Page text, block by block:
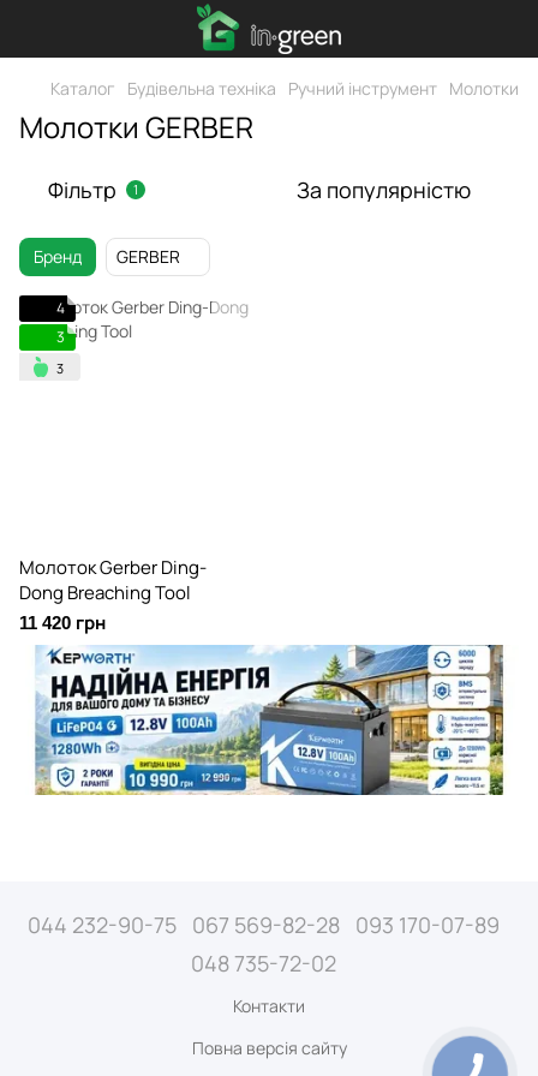
Каталог Будівельна техніка Ручний інструмент Молотки
Молотки GERBER
Фільтр 1 За популярністю
Бренд GERBER
4
3
Молоток Gerber Ding-
Dong Breaching Tool
11 420 грн
044 232-90-75 067 569-82-28
093 170-07-89
048 735-72-02
Контакти
Повна версія сайту